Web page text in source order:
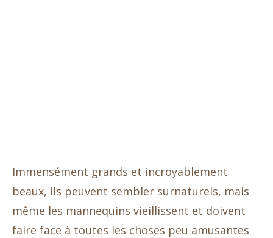
Immensément grands et incroyablement
beaux, ils peuvent sembler surnaturels, mais
même les mannequins vieillissent et doivent
faire face à toutes les choses peu amusantes